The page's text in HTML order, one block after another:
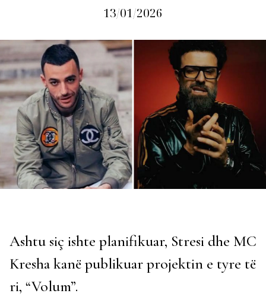
13/01/2026
Ashtu siç ishte planifikuar, Stresi dhe MC
Kresha kanë publikuar projektin e tyre të
ri, “Volum”.